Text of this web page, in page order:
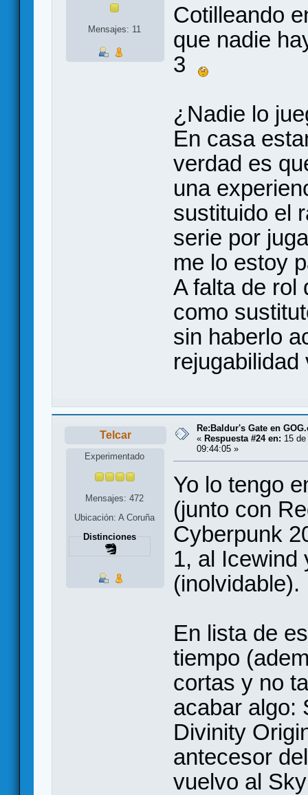
Mensajes: 11
Cotilleando
que nadie
3
¿Nadie lo
En casa
verdad es
una
sustituido el
serie por
me lo estoy
A falta de rol
como
sin haberlo
Telcar
Experimentado
Mensajes: 472
Ubicación: A Coruña
Distinciones
Re:Baldur's Gate en
« Respuesta #24 en: 15
09:44:05 »
Yo lo tengo
(junto con
Cyberpunk
1, al Icewind
(inolvidable).
En lista de
tiempo
cortas y no
acabar algo:
Divinity
antecesor
vuelvo al